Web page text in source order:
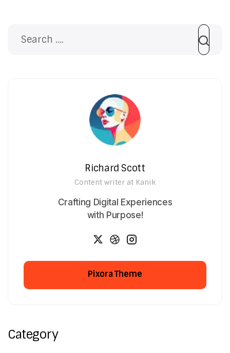
Richard Scott
Content writer at Kanik
Crafting Digital Experiences
with Purpose!
Pixora Theme
Category